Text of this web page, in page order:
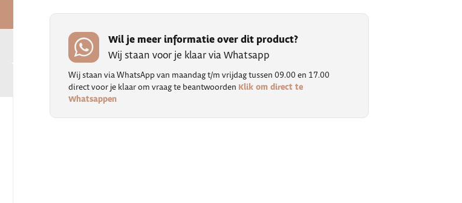
Wil je meer informatie over dit product?
Wij staan voor je klaar via Whatsapp
Wij staan via WhatsApp van maandag t/m vrijdag tussen 09.00 en 17.00
direct voor je klaar om vraag te beantwoorden Klik om direct te
Whatsappen